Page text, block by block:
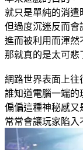
就只是單純的消遣
但過度沉迷反而會
進而被利用而渾然
那就真的是太可悲
網路世界表面上往
誰知道電腦一端的
偏偏這種神秘感又
常常會讓玩家陷入